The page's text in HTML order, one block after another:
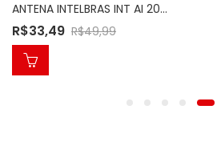
ANTENA INTELBRAS INT AI 2031 TV DIGITAL
R$49,99
R$33,49